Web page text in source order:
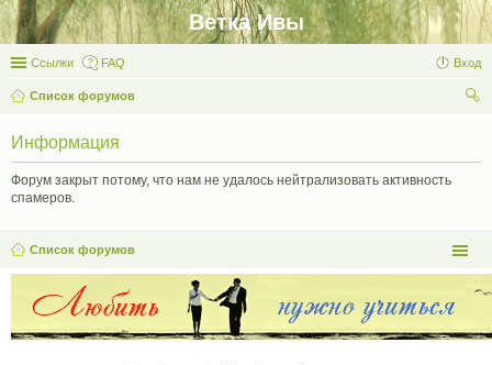
Ветка Ивы
Ссылки FAQ Вход
Список форумов
Информация
Форум закрыт потому, что нам не удалось нейтрализовать активность
спамеров.
Список форумов